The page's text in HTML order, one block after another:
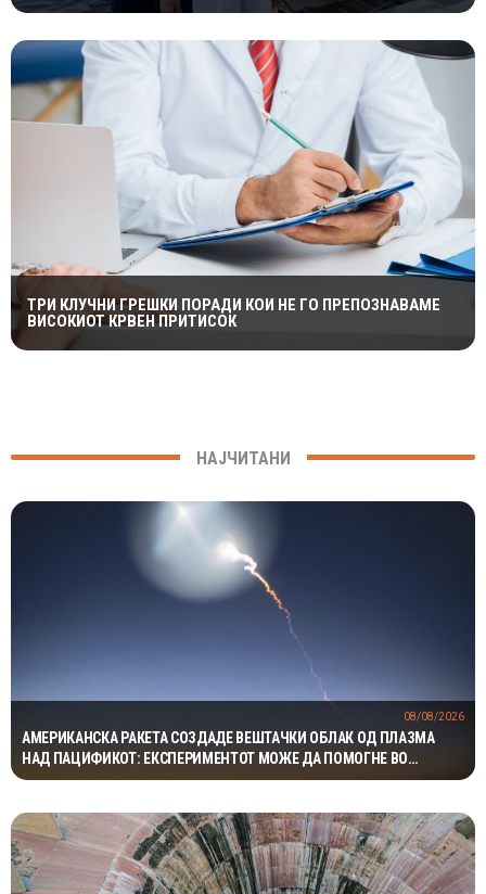
ТРИ КЛУЧНИ ГРЕШКИ ПОРАДИ КОИ НЕ ГО ПРЕПОЗНАВАМЕ
ВИСОКИОТ КРВЕН ПРИТИСОК
НАЈЧИТАНИ
АМЕРИКАНСКА РАКЕТА СОЗДАДЕ ВЕШТАЧКИ ОБЛАК ОД ПЛАЗМА
НАД ПАЦИФИКОТ: ЕКСПЕРИМЕНТОТ МОЖЕ ДА ПОМОГНЕ ВО
ЗАШТИТАТА НА САТЕЛИТИТЕ
08/08/2026